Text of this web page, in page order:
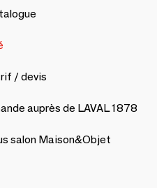
/ devis
auprès de LAVAL 1878
salon Maison&Objet